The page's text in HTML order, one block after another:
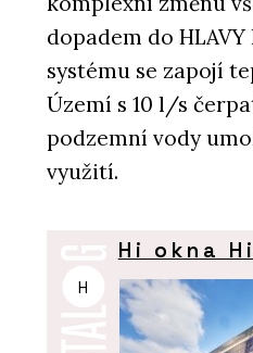
dopadem do
systému se zapojí
Území s 10 l/s
podzemní vody
využití.
H
Hi okna